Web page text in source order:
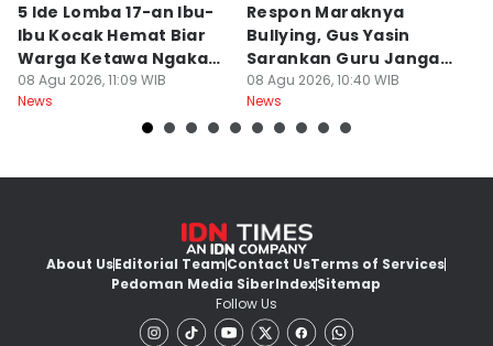
5 Ide Lomba 17-an Ibu-
Ibu Kocak Hemat Biar
Warga Ketawa Ngakak
Pas Hari Kemerdekaan
08 Agu 2026, 11:09 WIB
News
Respon Maraknya
Bullying, Gus Yasin
Sarankan Guru Jangan
Bebani Siswa
08 Agu 2026, 10:40 WIB
News
About UsEditorial TeamContact UsTerms of Services
Pedoman Media SiberIndexSitemap
Follow Us